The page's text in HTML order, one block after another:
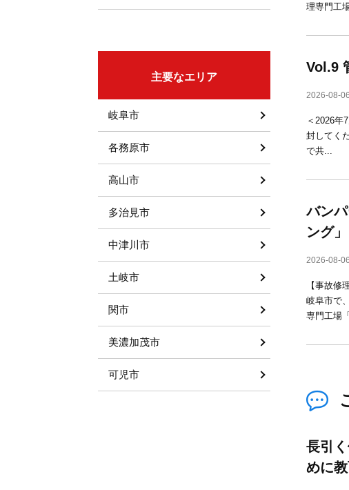
理専門工
Vol.9
2026-08-06
＜2026年
封してく
で共...
バン
ング
2026-08-06
【事故
岐阜市で
専門工場
長引
めに
主要なエリア
岐阜市
各務原市
高山市
多治見市
中津川市
土岐市
関市
美濃加茂市
可児市